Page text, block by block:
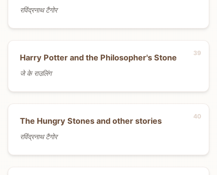
रविंद्रनाथ टैगोर
Harry Potter and the Philosopher's Stone
जे के राउलिंग
The Hungry Stones and other stories
रविंद्रनाथ टैगोर